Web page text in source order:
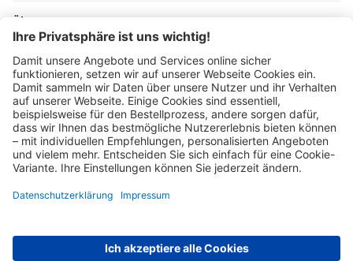
Über DELTA-V
Produktsortiment
Ratgeber
Folgen Sie uns auch auf
Unser Angebot richtet sich ausschließlich an Industrie, Handel, Gewerbe und
europäische Ausland gelten Sonderkonditionen, die auf Anfrage mitgeteilt werden.